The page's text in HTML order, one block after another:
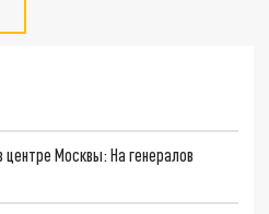
Москвы: На генералов